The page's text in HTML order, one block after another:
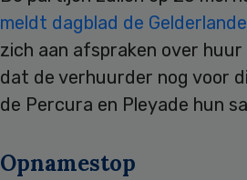
meldt dagblad de
zich aan afspraken over
dat de verhuurder nog voor
de Percura en Pleyade hun
Opnamestop